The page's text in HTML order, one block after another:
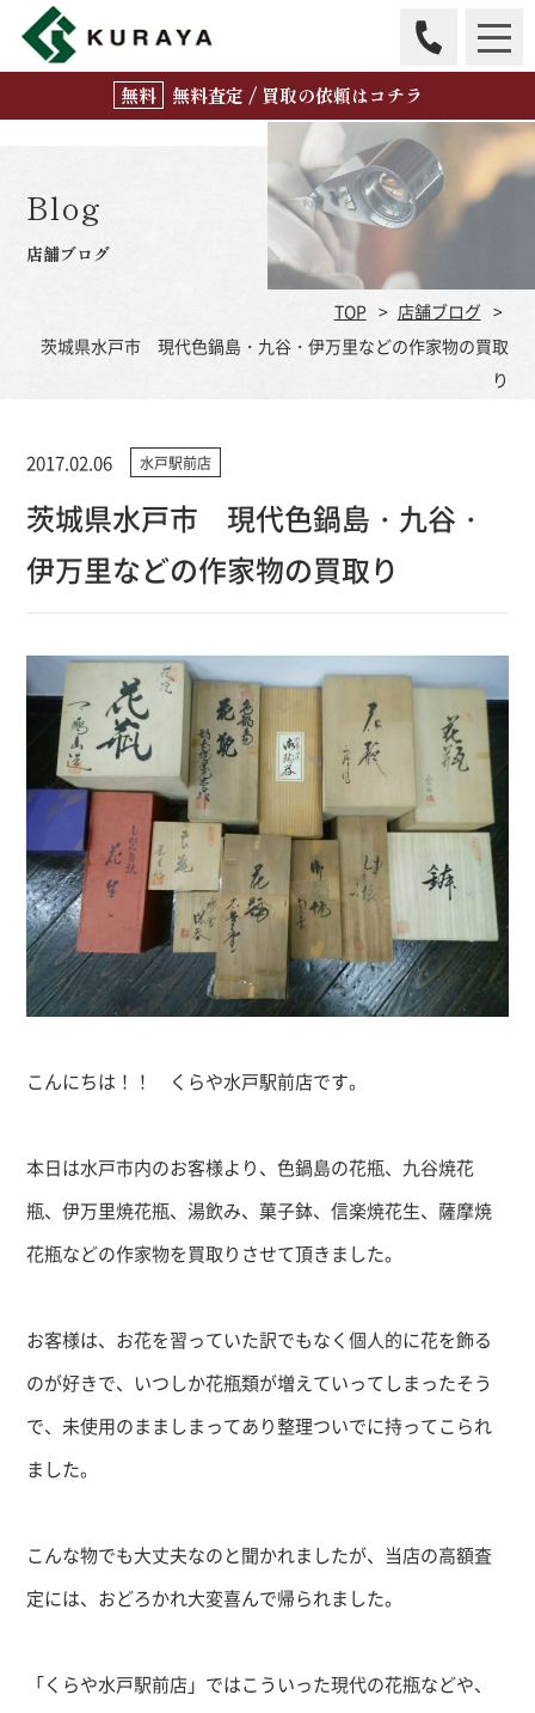
無料査定 / 買取の依頼はコチラ
Blog
店舗ブログ
TOP
店舗ブログ
茨城県水戸市 現代色鍋島・九谷・伊万里などの作家物の買取
り
2017.02.06 水戸駅前店
茨城県水戸市 現代色鍋島・九谷・
伊万里などの作家物の買取り
こんにちは！！ くらや水戸駅前店です。
本日は水戸市内のお客様より、色鍋島の花瓶、九谷焼花
瓶、伊万里焼花瓶、湯飲み、菓子鉢、信楽焼花生、 薩摩焼
花瓶などの作家物を買取りさせて頂きました。
お客様は、 お花を習っていた訳でもなく個人的に花を飾る
のが好きで、 いつしか花瓶類が増えていってしまったそう
で、 未使用のまましまってあり整理ついでに持ってこられ
ました。
こんな物でも大丈夫なのと聞かれましたが、当店の高額査
定には、 おどろかれ大変喜んで帰られました。
「くらや水戸駅前店」ではこういった現代の花瓶などや、